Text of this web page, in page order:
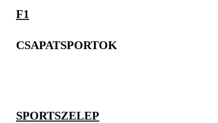
F1
CSAPATSPORTOK
SPORTSZELEP